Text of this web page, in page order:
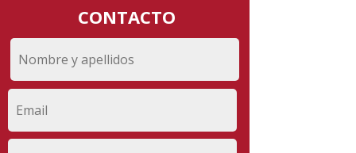
CONTACTO